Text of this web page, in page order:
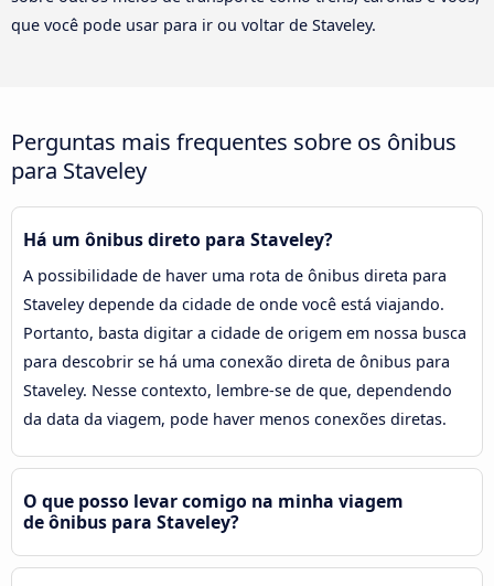
que você pode usar para ir ou voltar de Staveley.
Perguntas mais frequentes sobre os ônibus
para Staveley
Há um ônibus direto para Staveley?
A possibilidade de haver uma rota de ônibus direta para
Staveley depende da cidade de onde você está viajando.
Portanto, basta digitar a cidade de origem em nossa busca
para descobrir se há uma conexão direta de ônibus para
Staveley. Nesse contexto, lembre-se de que, dependendo
da data da viagem, pode haver menos conexões diretas.
O que posso levar comigo na minha viagem
de ônibus para Staveley?